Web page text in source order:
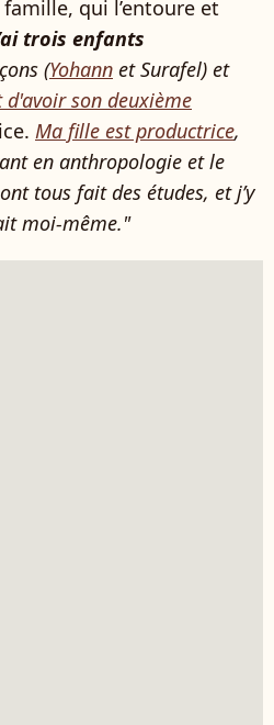
qui l’entoure et
trois enfants
(Yohann et Surafel) et
d'avoir son deuxième
Ma fille est productrice,
en anthropologie et le
tous fait des études, et j’y
moi-même."